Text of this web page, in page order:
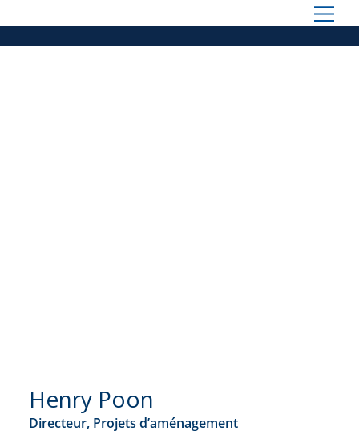
Henry Poon
Directeur, Projets d’aménagement